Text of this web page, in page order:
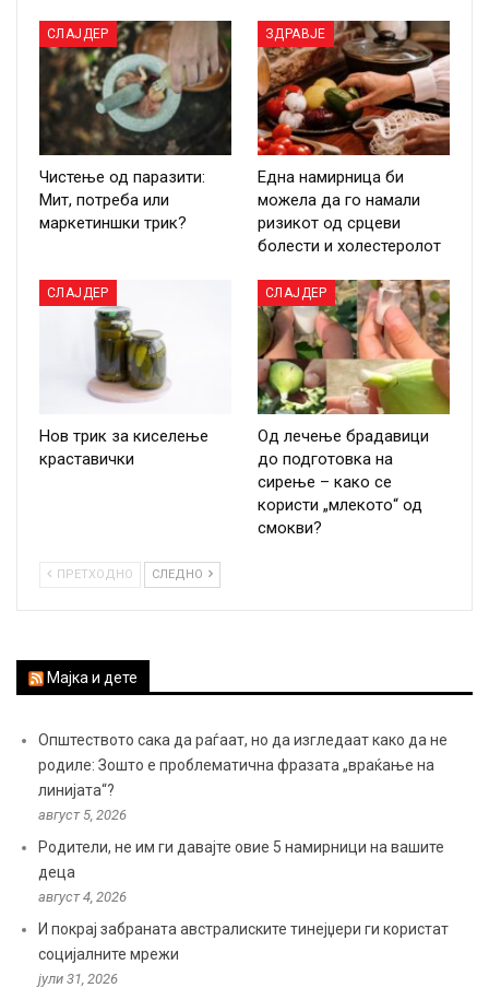
СЛАЈДЕР
Чистење од паразити:
Мит, потреба или
маркетиншки трик?
ЗДРАВЈЕ
Една намирница би
можела да го намали
ризикот од срцеви
болести и холестеролот
СЛАЈДЕР
Нов трик за киселење
краставички
СЛАЈДЕР
Од лечење брадавици
до подготовка на
сирење – како се
користи „млекото“ од
смокви?
ПРЕТХОДНО СЛЕДНО
Мајка и дете
Општеството сака да раѓаат, но да изгледаат како да не
родиле: Зошто е проблематична фразата „враќање на
линијата“?
август 5, 2026
Родители, не им ги давајте овие 5 намирници на вашите
деца
август 4, 2026
И покрај забраната австралиските тинејџери ги користат
социјалните мрежи
јули 31, 2026